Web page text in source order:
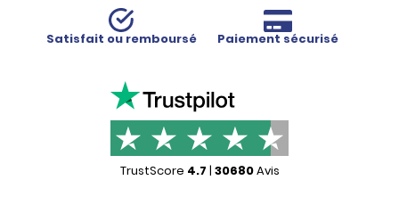
Satisfait ou remboursé Paiement sécurisé
TrustScore 4.7 | 30680Avis